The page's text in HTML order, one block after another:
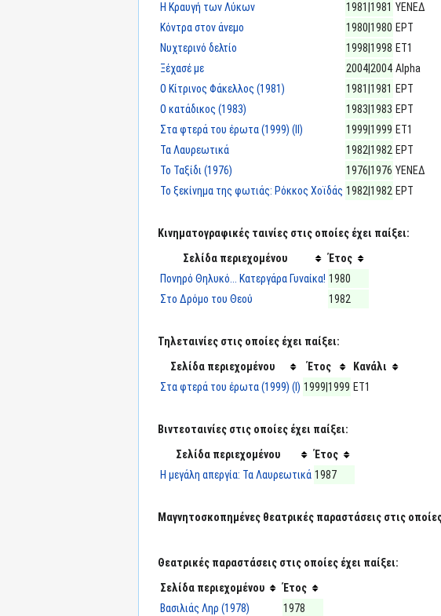
Η Κραυγή των Λύκων
1981|1981 ΥΕΝΕΔ
Κόντρα στον άνεμο
1980|1980 ΕΡΤ
Νυχτερινό δελτίο
1998|1998 ΕΤ1
Ξέχασέ με
2004|2004 Alpha
Ο Κίτρινος Φάκελλος (1981)
1981|1981 ΕΡΤ
Ο κατάδικος (1983)
1983|1983 ΕΡΤ
Στα φτερά του έρωτα (1999) (II)
1999|1999 ΕΤ1
Τα Λαυρεωτικά
1982|1982 ΕΡΤ
Το Ταξίδι (1976)
1976|1976 ΥΕΝΕΔ
Το ξεκίνημα της φωτιάς: Ρόκκος Χοϊδάς 1982|1982 ΕΡΤ
Κινηματογραφικές ταινίες στις οποίες έχει παίξει:
Σελίδα περιεχομένου
Έτος
Πονηρό Θηλυκό... Κατεργάρα Γυναίκα! 1980
Στο Δρόμο του Θεού
1982
Τηλεταινίες στις οποίες έχει παίξει:
Σελίδα περιεχομένου
Έτος
Κανάλι
Στα φτερά του έρωτα (1999) (I) 1999|1999 ΕΤ1
Βιντεοταινίες στις οποίες έχει παίξει:
Σελίδα περιεχομένου
Έτος
Η μεγάλη απεργία: Τα Λαυρεωτικά 1987
Μαγνητοσκοπημένες θεατρικές παραστάσεις στις οποίες
Θεατρικές παραστάσεις στις οποίες έχει παίξει:
Σελίδα περιεχομένου
Έτος
Βασιλιάς Ληρ (1978)
1978